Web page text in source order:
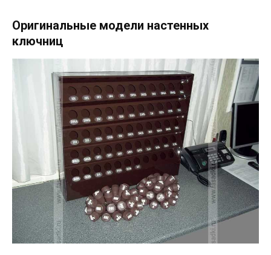
Оригинальные модели настенных
ключниц